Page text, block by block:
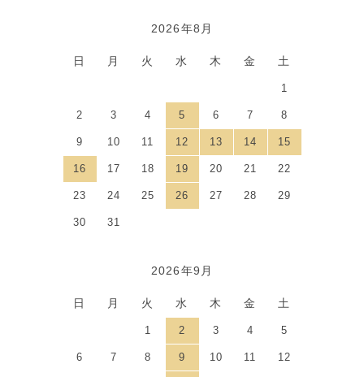
2026年8月
日 月 火 水 木 金 土
1
2 3 4 5 6 7 8
9 10 11 12 13 14 15
16 17 18 19 20 21 22
23 24 25 26 27 28 29
30 31
2026年9月
日 月 火 水 木 金 土
1 2 3 4 5
6 7 8 9 10 11 12